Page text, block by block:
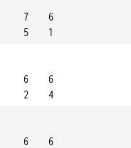
7
5
6
1
6
2
6
4
6
6